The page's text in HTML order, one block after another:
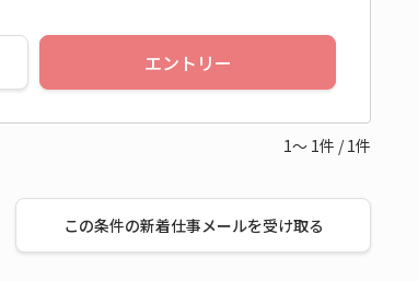
エントリー
1～ 1件 / 1件
この条件の新着仕事メールを受け取る